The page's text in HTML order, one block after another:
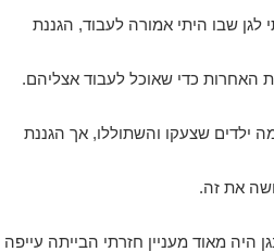
לגן שבו היתי אמורה לעבוד, הגננת
האחרות כדי שאוכל לעבוד אצליהם.
ילדים שצעקו והשתוללו, אך הגננת
את זה.
היה מאוד מעניין חזרתי הבייתה עייפה